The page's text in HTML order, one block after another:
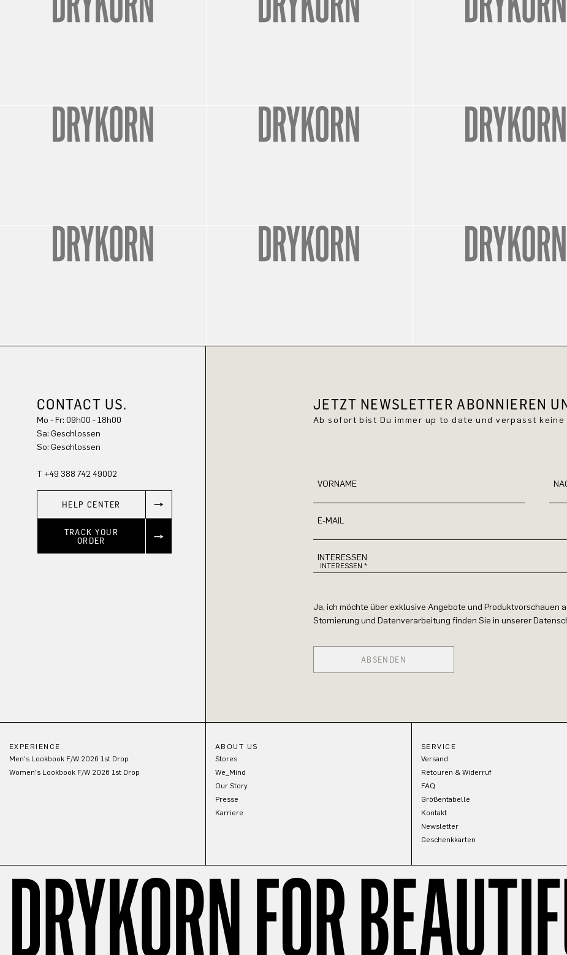
CONTACT US.
Mo - Fr: 09h00 - 18h00
Sa: Geschlossen
So: Geschlossen
T +49 388 742 49002
HELP CENTER
TRACK YOUR
ORDER
JETZT NEWSLETTER ABONNIEREN
Ab sofort bist Du immer up to date und verpasst keine
VORNAME
E-MAIL
INTERESSEN
Ja, ich möchte über exklusive Angebote und Produktvorschauen
Stornierung und Datenverarbeitung finden Sie in unserer
ABSENDEN
EXPERIENCE
Men's Lookbook F/W 2026 1st Drop
Women's Lookbook F/W 2026 1st Drop
ABOUT US
Stores
We_Mind
Our Story
Presse
Karriere
SERVICE
Versand
Retouren & Widerruf
FAQ
Größentabelle
Kontakt
Newsletter
Geschenkkarten